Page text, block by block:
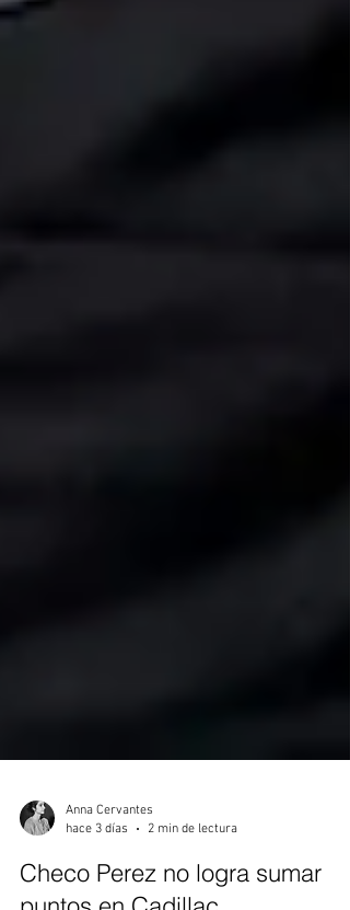
Anna Cervantes
hace 3 días
2 min de lectura